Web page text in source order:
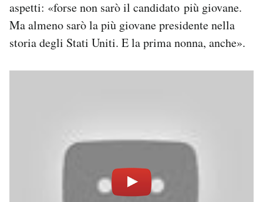
aspetti: «forse non sarò il candidato più giovane.
Ma almeno sarò la più giovane presidente nella
storia degli Stati Uniti. E la prima nonna, anche».